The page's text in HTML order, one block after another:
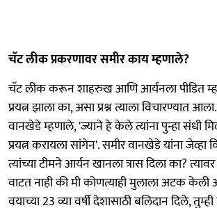
चॅट लीक प्रकरणावर समीर काय म्हणाले?
चॅट लीक करून शाहरुख आणि आर्यनला पीडित
प्रयत्न झाला का, असा प्रश्न त्याला विचारण्यात
वानखेडे म्हणाले, 'ज्याने हे केले त्यांना पुन्हा संधी
प्रयत्न करायला सांगेन'. समीर वानखेडे यांना
त्यांच्या टीमने आर्यन खानला त्रास दिला का?
वाटत नाही की मी कोणत्याही मुलाला अटक
वयाच्या 23 व्या वर्षी देशासाठी बलिदान दिले,